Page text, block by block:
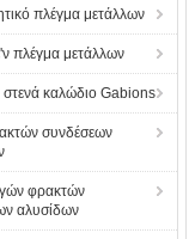
πλέγμα μετάλλων
πλέγμα μετάλλων
καλώδιο Gabions
συνδέσεων
φρακτών
αλυσίδων